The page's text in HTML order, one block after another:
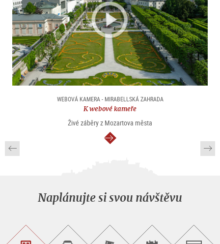
WEBOVÁ KAMERA - MIRABELLSKÁ ZAHRADA
K webové kameře
Živé záběry z Mozartova města
continue
Naplánujte si svou návštěvu